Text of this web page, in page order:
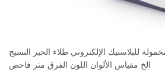
للبلاستيك الإلكتروني طلاء الحبر النسيج
الخ مقياس الألوان اللون الفرق متر فاحص